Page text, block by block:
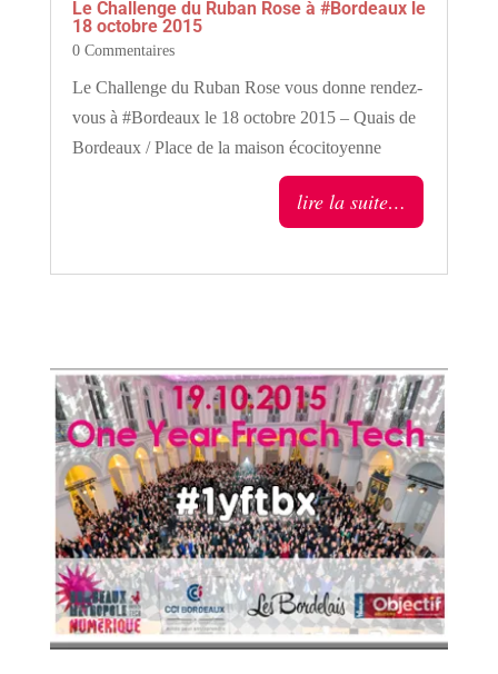
Le Challenge du Ruban Rose à #Bordeaux le
18 octobre 2015
0 Commentaires
Le Challenge du Ruban Rose vous donne rendez-
vous à #Bordeaux le 18 octobre 2015 – Quais de
Bordeaux / Place de la maison écocitoyenne
lire la suite…